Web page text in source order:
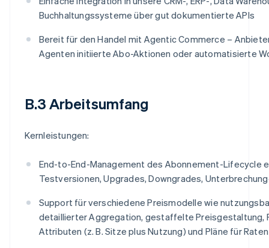
Buchhaltungssysteme über gut dokumentierte APIs
Bereit für den Handel mit Agentic Commerce –
Agenten initiierte Abo-Aktionen oder automatisierte
B.3 Arbeitsumfang
Kernleistungen:
End-to-End-Management des Abonnement-Lifecycle
Testversionen, Upgrades, Downgrades,
Support für verschiedene Preismodelle wie
detaillierter Aggregation, gestaffelte Preisgestaltung,
Attributen (z. B. Sitze plus Nutzung) und Pläne für